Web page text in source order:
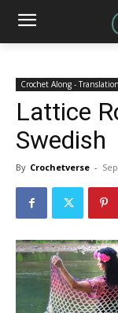
Crochet Along -
Lattice
Swedish
By Crochetverse -